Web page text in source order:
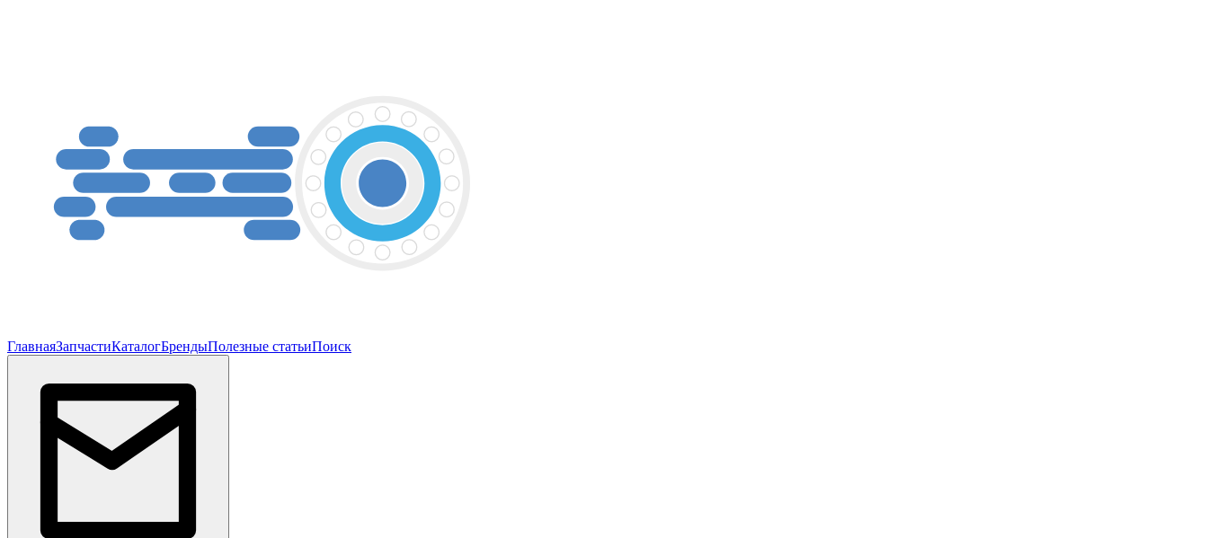
ГлавнаяЗапчастиКаталогБрендыПолезные статьиПоиск